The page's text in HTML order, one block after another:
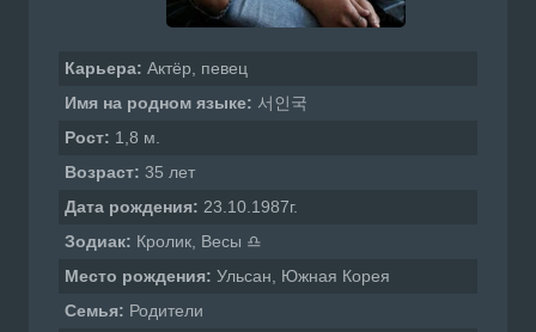
Карьера: Актёр, певец
Имя на родном языке: 서인국
Рост: 1,8 м.
Возраст: 35 лет
Дата рождения: 23.10.1987г.
Зодиак: Кролик, Весы ♎
Место рождения: Ульсан, Южная Корея
Семья: Родители